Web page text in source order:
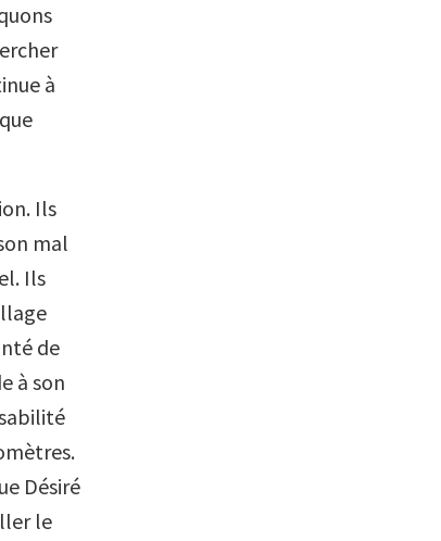
à
Ils
mal
Ils
de
à son
Désiré
le